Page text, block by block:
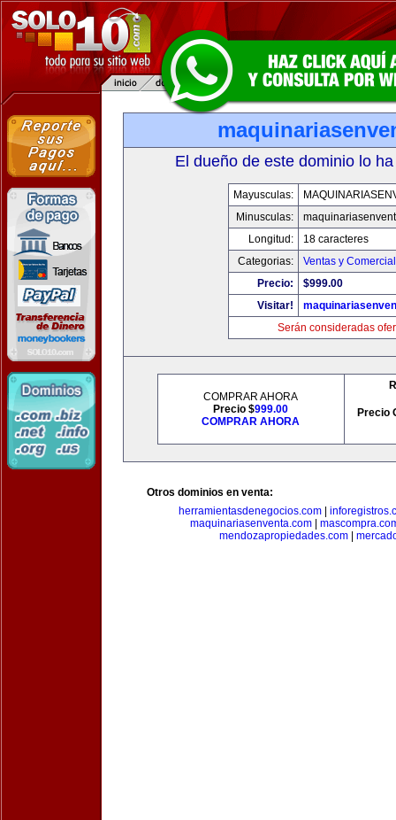
El dueño de este dominio lo
Mayusculas:
Minusculas:
Longitud:
18 caracteres
Categorias:
Ventas y
Precio:
$999.00
Visitar!
Serán consideradas
COMPRAR AHORA
Precio $999.00
COMPRAR AHORA
Precio
Otros dominios en venta:
herramientasdenegocios.com|
maquinariasenventa.com|
mendozapropiedades.com|